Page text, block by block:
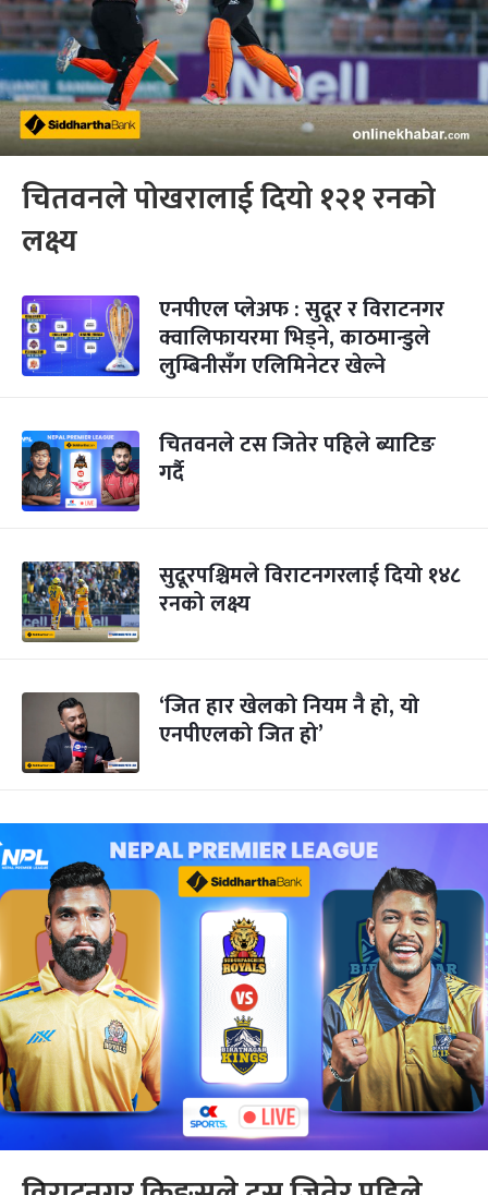
चितवनले पोखरालाई दियो १२१ रनको
लक्ष्य
एनपीएल प्लेअफ : सुदूर र विराटनगर
क्वालिफायरमा भिड्ने, काठमान्डुले
लुम्बिनीसँग एलिमिनेटर खेल्ने
चितवनले टस जितेर पहिले ब्याटिङ
गर्दै
सुदूरपश्चिमले विराटनगरलाई दियो १४८
रनको लक्ष्य
‘जित हार खेलको नियम नै हो, यो
एनपीएलको जित हो’